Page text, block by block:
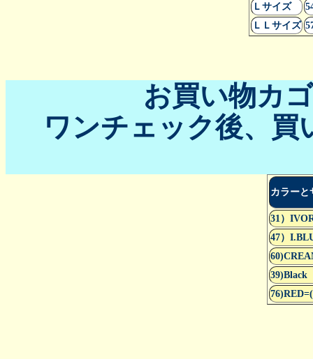
Ｌサイズ
ＬＬサイズ
お買い物カ
ワンチェック後、
カラーと
31）
47）
39)Black